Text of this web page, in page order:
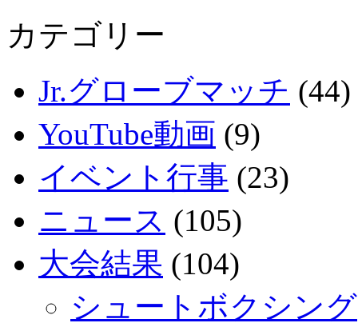
カテゴリー
Jr.グローブマッチ (44)
YouTube動画 (9)
イベント行事 (23)
ニュース (105)
大会結果 (104)
シュートボクシング